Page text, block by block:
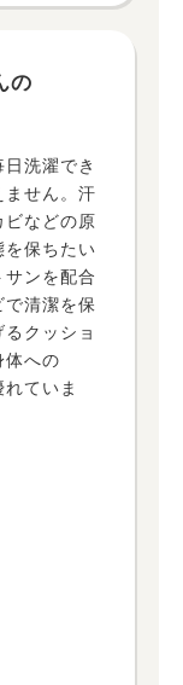
の
洗濯でき
せん。汗
などの原
保ちたい
ンを配合
清潔を保
クッショ
体への
ていま